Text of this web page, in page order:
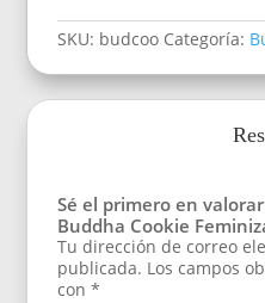
SKU: budcoo Categoría:
Sé el primero en
Buddha Cookie
Tu dirección de correo
publicada. Los campos
con*